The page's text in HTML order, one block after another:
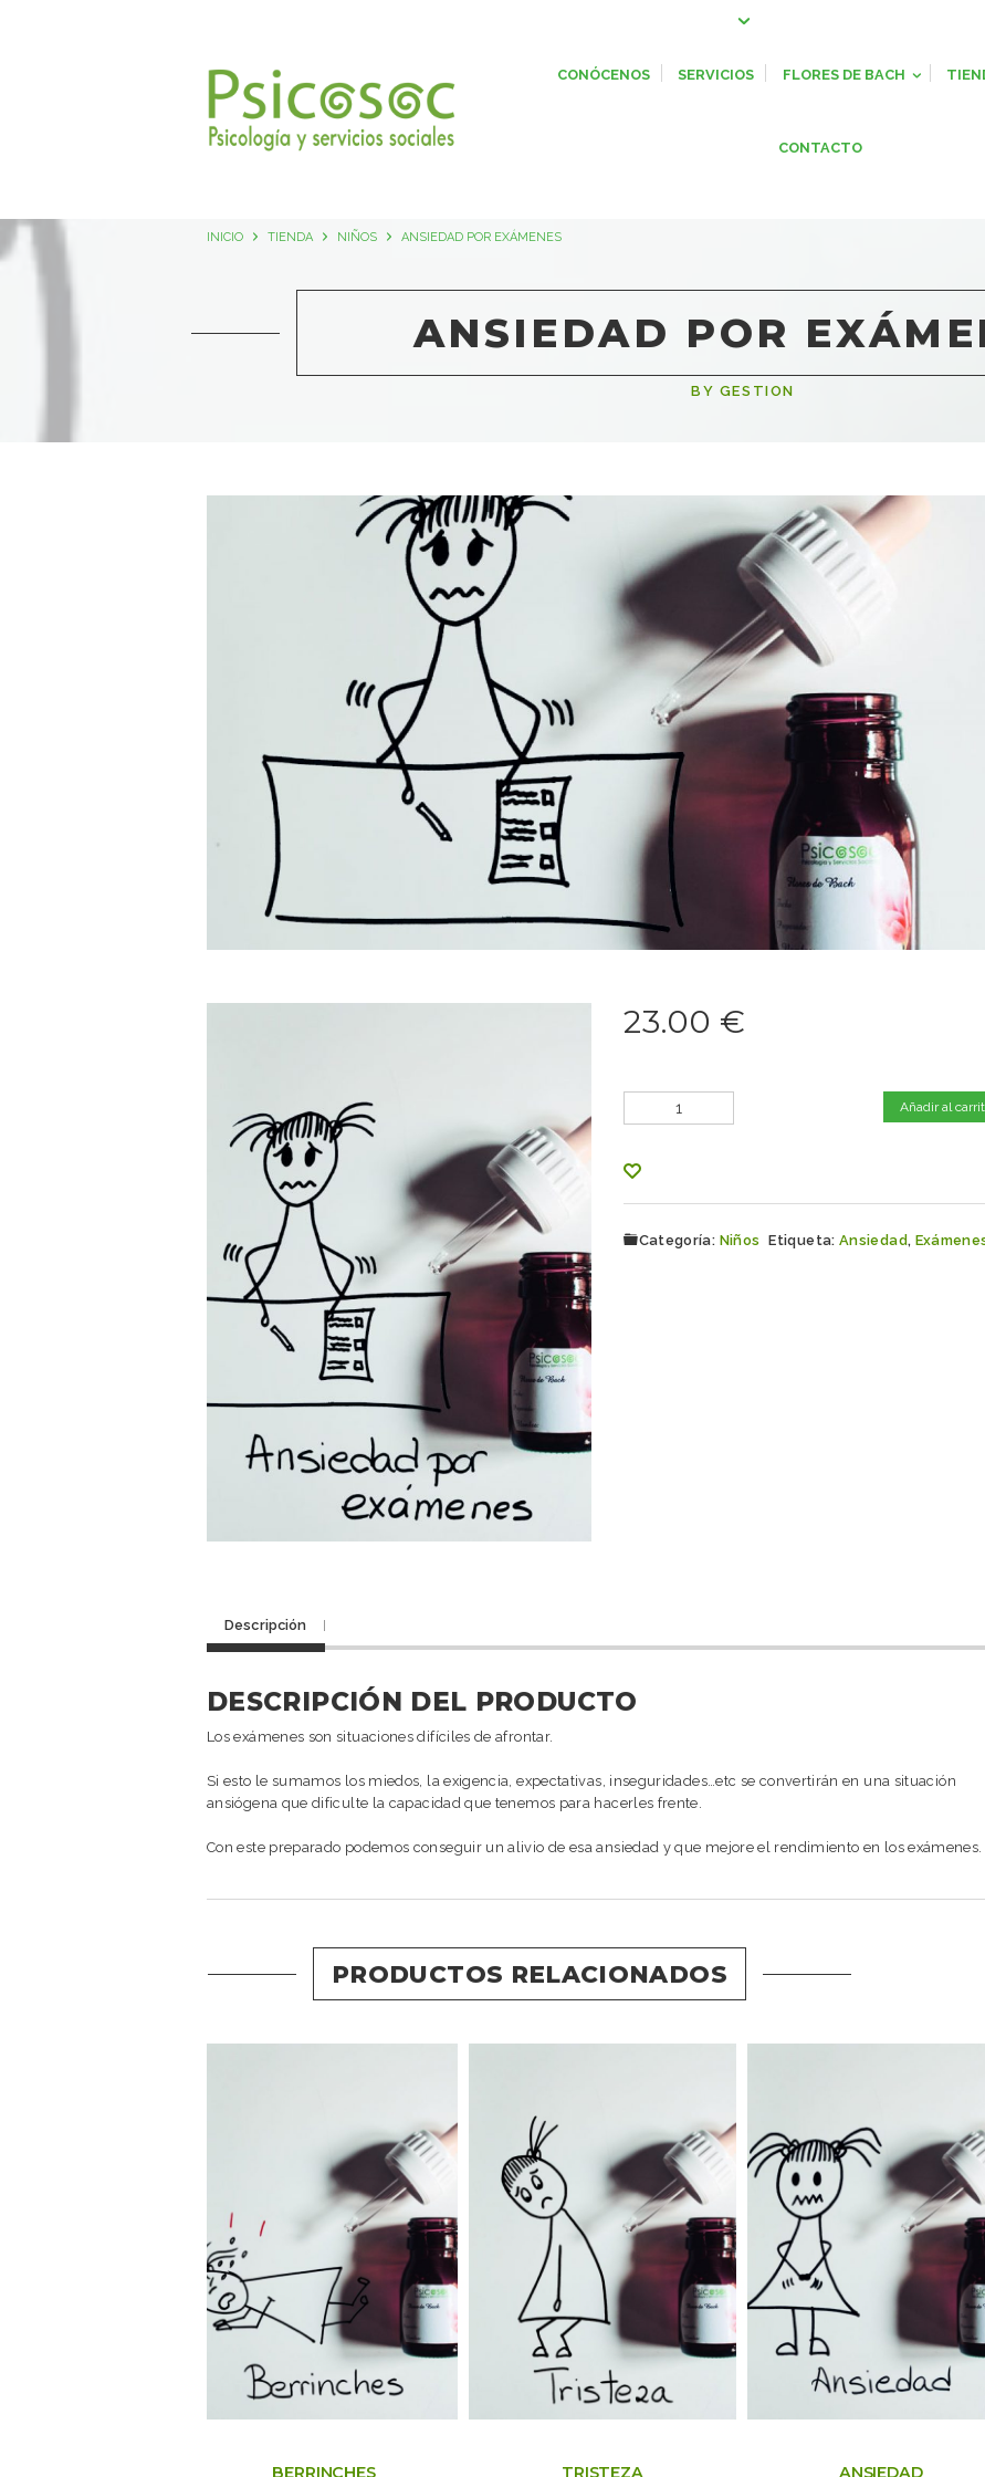
CONÓCENOS SERVICIOS FLORES DE BACH
CONTACTO
INICIO TIENDA NIÑOS ANSIEDAD POR EXÁMENES
ANSIEDAD POR
BY GESTION
23.00 €
Cantidad Añadir al
Categoría: Niños Etiqueta: Ansiedad,
Descripción
DESCRIPCIÓN DEL PRODUCTO
Los exámenes son situaciones difíciles de afrontar.
Si esto le sumamos los miedos, la exigencia, expectativas, inseguridades…etc se convertirán en una situación
ansiógena que dificulte la capacidad que tenemos para hacerles frente.
Con este preparado podemos conseguir un alivio de esa ansiedad y que mejore el rendimiento en los exámenes.
PRODUCTOS RELACIONADOS
BERRINCHES TRISTEZA ANSIEDAD